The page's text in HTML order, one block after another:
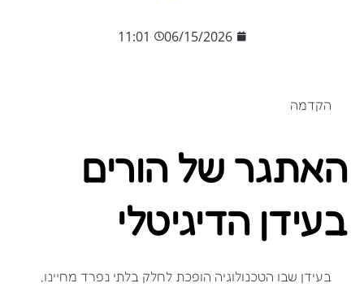
06/15/2026
11:01
הקדמה
האתגר של הורים
בעידן הדיגיטלי
בעידן שבו הטכנולוגיה הופכת לחלק בלתי נפרד מחיינו,